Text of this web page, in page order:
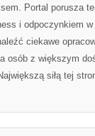
Portal porusza
i odpoczynkiem
ciekawe
osób z większym
siłą tej